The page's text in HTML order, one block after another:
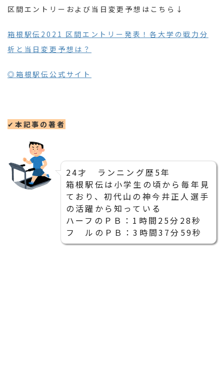
区間エントリーおよび当日変更予想はこちら↓
箱根駅伝2021 区間エントリー発表！各大学の戦力分
析と当日変更予想は？
◎箱根駅伝公式サイト
✔ 本記事の著者
24才 ランニング歴5年
箱根駅伝は小学生の頃から毎年見
ており、初代山の神今井正人選手
の活躍から知っている
ハーフのＰＢ：1時間25分28秒
フ ルのＰＢ：3時間37分59秒